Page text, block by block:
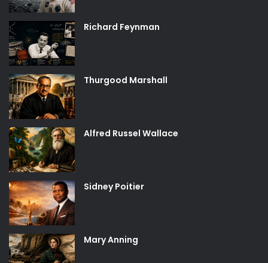
Richard Feynman
Thurgood Marshall
Alfred Russel Wallace
Sidney Poitier
Mary Anning